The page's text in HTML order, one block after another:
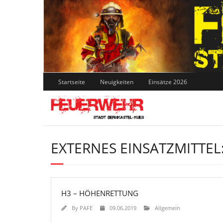
Skip
to
content
Startseite Neuigkeiten Einsätze 2026
EXTERNES
H3 – HÖHENRETTUNG
By PAFE 09.06.2019 Allgemein